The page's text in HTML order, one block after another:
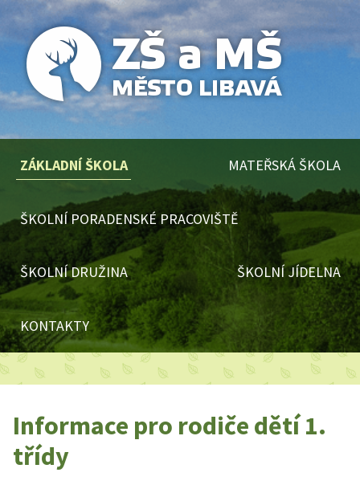
ZÁKLADNÍ ŠKOLA MATEŘSKÁ ŠKOLA
ŠKOLNÍ PORADENSKÉ PRACOVIŠTĚ
ŠKOLNÍ DRUŽINA ŠKOLNÍ JÍDELNA
KONTAKTY
Informace pro rodiče dětí 1.
třídy